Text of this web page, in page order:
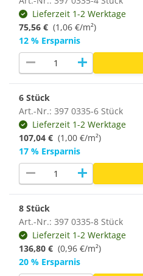
Lieferzeit 1-2 Werktage
75,56 € (1,06 €/m²)
12 % Ersparnis
remove add
6 Stück
Art.-Nr.: 397 0335-6 Stück
Lieferzeit 1-2 Werktage
107,04 € (1,00 €/m²)
17 % Ersparnis
remove add
8 Stück
Art.-Nr.: 397 0335-8 Stück
Lieferzeit 1-2 Werktage
136,80 € (0,96 €/m²)
20 % Ersparnis